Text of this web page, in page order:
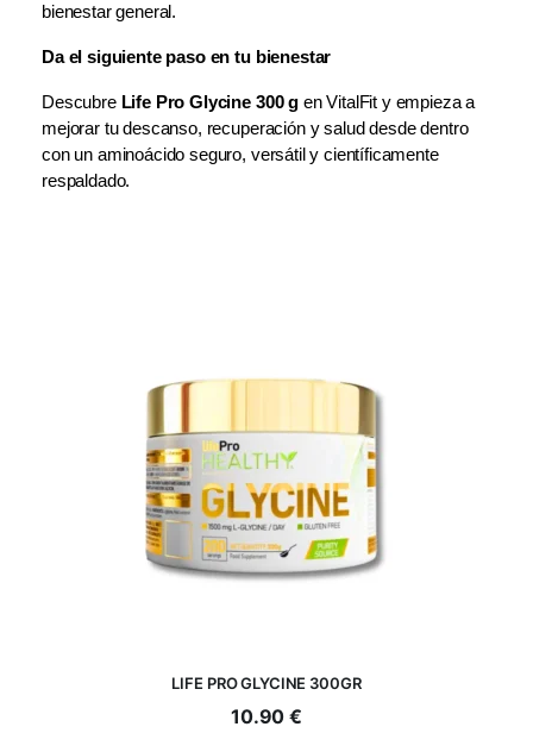
bienestar general.
Da el siguiente paso en tu bienestar
Descubre Life Pro Glycine 300 g en VitalFit y empieza a
mejorar tu descanso, recuperación y salud desde dentro
con un aminoácido seguro, versátil y científicamente
respaldado.
LIFE PRO GLYCINE 300GR
10.90€